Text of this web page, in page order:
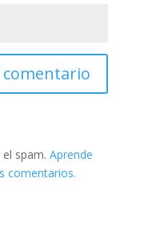
spam. Aprende
comentarios.